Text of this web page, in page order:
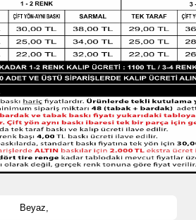
Beyaz,